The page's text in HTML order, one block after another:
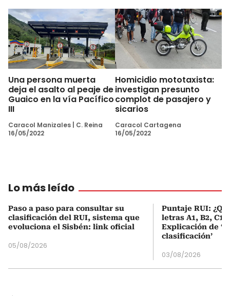
Una persona muerta
deja el asalto al peaje de
Guaico en la vía Pacífico
III
Caracol Manizales
C. Reina
16/05/2022
Homicidio mototaxista:
investigan presunto
complot de pasajero y
sicarios
Caracol Cartagena
16/05/2022
Lo más leído
Paso a paso para consultar su
clasificación del RUI, sistema que
evoluciona el Sisbén: link oficial
05/08/2026
Puntaje RUI:
letras A1, B2, C1
Explicación de
clasificación’
03/08/2026